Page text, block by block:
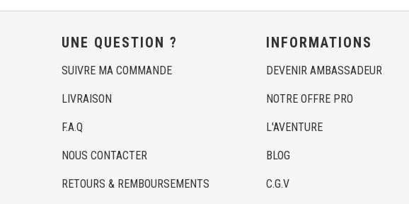
UNE QUESTION ?
SUIVRE MA COMMANDE
LIVRAISON
F.A.Q
NOUS CONTACTER
RETOURS & REMBOURSEMENTS
INFORMATIONS
DEVENIR AMBASSADEUR
NOTRE OFFRE PRO
L'AVENTURE
BLOG
C.G.V